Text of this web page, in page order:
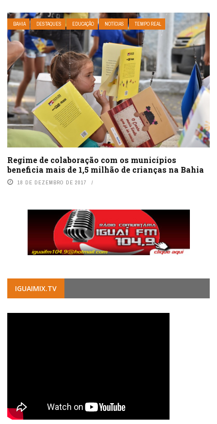
BAHIA DESTAQUES EDUCAÇÃO NOTÍCIAS TEMPO REAL
Regime de colaboração com os municípios
beneficia mais de 1,5 milhão de crianças na Bahia
18 DE DEZEMBRO DE 2017
IGUAIMIX.TV